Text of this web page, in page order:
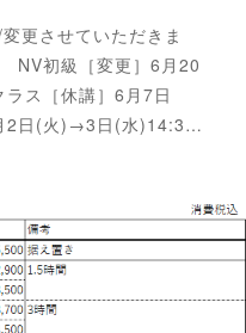
更させていただきま
初級［変更］6月20
ス［休講］6月7日
2日(火)→3日(水)14:3…